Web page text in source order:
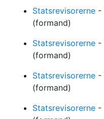
Statsrevisorerne -
(formand)
Statsrevisorerne -
(formand)
Statsrevisorerne -
(formand)
Statsrevisorerne -